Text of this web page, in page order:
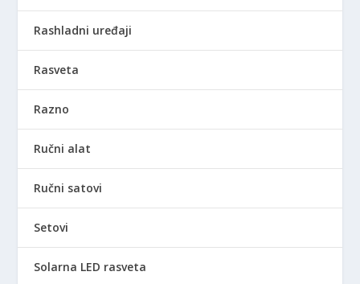
Rashladni uređaji
Rasveta
Razno
Ručni alat
Ručni satovi
Setovi
Solarna LED rasveta